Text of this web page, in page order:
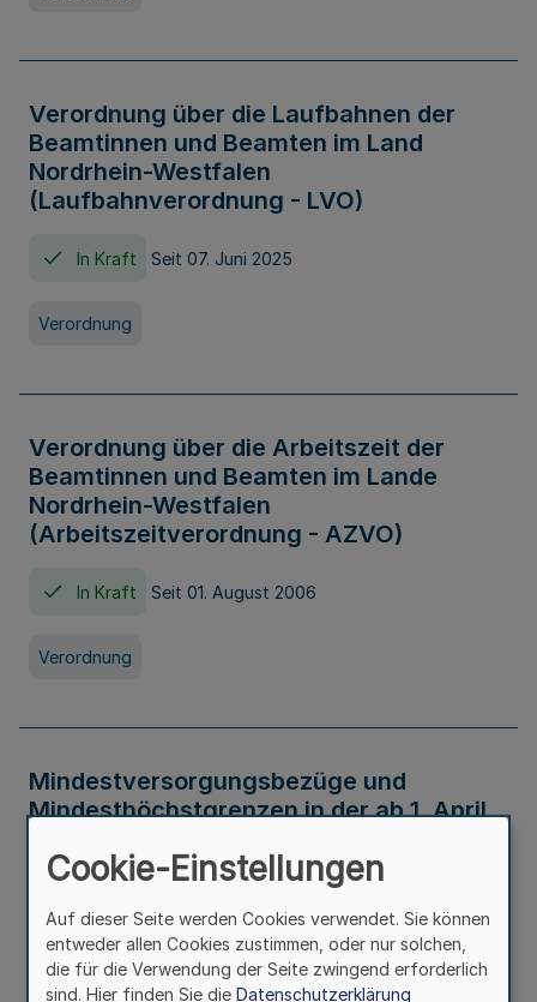
Verordnung über die Laufbahnen der
Beamtinnen und Beamten im Land
Nordrhein-Westfalen
(Laufbahnverordnung - LVO)
In Kraft Seit 07. Juni 2025
Verordnung
Verordnung über die Arbeitszeit der
Beamtinnen und Beamten im Lande
Nordrhein-Westfalen
(Arbeitszeitverordnung - AZVO)
In Kraft Seit 01. August 2006
Verordnung
Mindestversorgungsbezüge und
Mindesthöchstgrenzen in der ab 1. April
Verwaltungsvorschrift
Cookie-Einstellungen
Auf dieser Seite werden Cookies verwendet. Sie können
entweder allen Cookies zustimmen, oder nur solchen,
die für die Verwendung der Seite zwingend erforderlich
sind. Hier finden Sie die Datenschutzerklärung